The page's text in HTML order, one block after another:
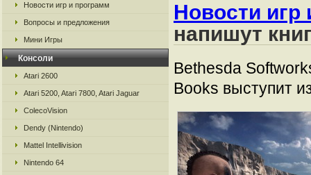
Новости игр и программ
Вопросы и предложения
Мини Игры
Консоли
Atari 2600
Atari 5200, Atari 7800, Atari Jaguar
ColecoVision
Dendy (Nintendo)
Mattel Intellivision
Nintendo 64
Новости игр
напишут
Bethesda
Books выступит